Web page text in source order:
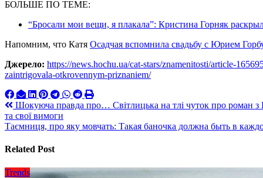
БОЛЬШЕ ПО ТЕМЕ:
“Бросали мои вещи, я плакала”: Кристина Горняк
Напомним, что Катя Осадчая вспомнила свадьбу с Юрием
Джерело: https://news.hochu.ua/cat-stars/znamenitosti/article-
zaintrigovala-otkrovennym-priznaniem/
Навигация
по
Шокуюча правда про… Світлицька на тлі чуток про роман
та свої вимоги
Таємниця, про яку мовчать: Такая баночка должна быть в
Related Post
Trends